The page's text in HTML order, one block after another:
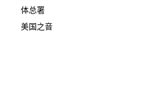
体总署
美国之音